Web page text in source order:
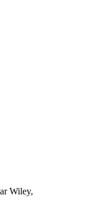
Wiley,